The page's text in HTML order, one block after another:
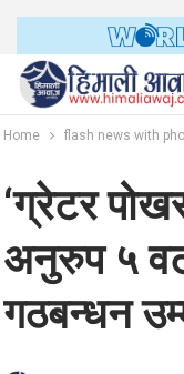
Home flash news with
‘ग्रेटर
अनुरुप ५
गठबन्धन